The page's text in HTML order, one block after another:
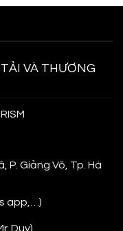
VÀ THƯƠNG
P. Giảng Võ, Tp. Hà
app,…)
Duy)